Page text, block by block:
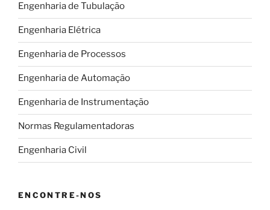
Engenharia de Tubulação
Engenharia Elétrica
Engenharia de Processos
Engenharia de Automação
Engenharia de Instrumentação
Normas Regulamentadoras
Engenharia Civil
ENCONTRE-NOS